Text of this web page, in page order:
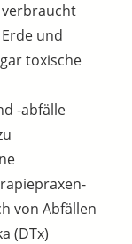
und
toxische
-abfälle
von Abfällen
(DTx)